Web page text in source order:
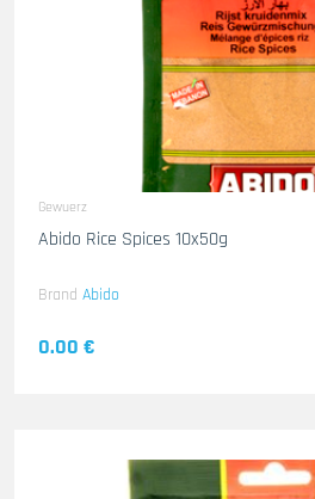
Gewuerz
Abido Rice Spices 10x50g
Brand Abido
0.00 €